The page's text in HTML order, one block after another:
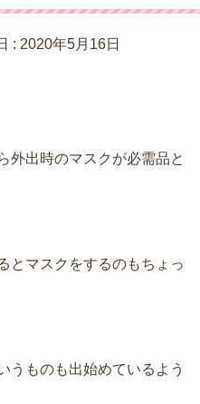
: 2020年5月16日
外出時のマスクが必需品と
とマスクをするのもちょっ
うものも出始めているよう